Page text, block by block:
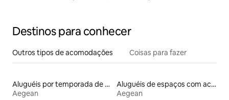
Destinos para conhecer
Outros tipos de acomodações Coisas para fazer
Aluguéis por temporada de acomodações de luxo
Aegean
Aluguéis de espaços com acesso direto a pistas de esqui
Aegean